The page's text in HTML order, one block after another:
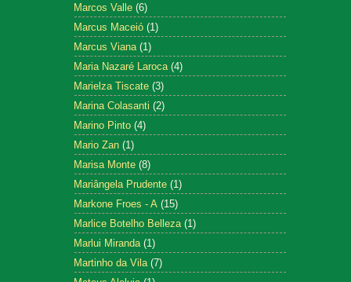
Marcos Valle (6)
Marcus Maceió (1)
Marcus Viana (1)
Maria Nazaré Laroca (4)
Marielza Tiscate (3)
Marina Colasanti (2)
Marino Pinto (4)
Mario Zan (1)
Marisa Monte (8)
Mariângela Prudente (1)
Markone Froes - A (15)
Marlice Botelho Belleza (1)
Marlui Miranda (1)
Martinho da Vila (7)